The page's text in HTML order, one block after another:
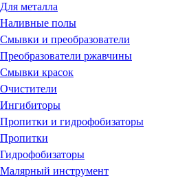
Для металла
Наливные полы
Смывки и преобразователи
Преобразователи ржавчины
Смывки красок
Очистители
Ингибиторы
Пропитки и гидрофобизаторы
Пропитки
Гидрофобизаторы
Малярный инструмент